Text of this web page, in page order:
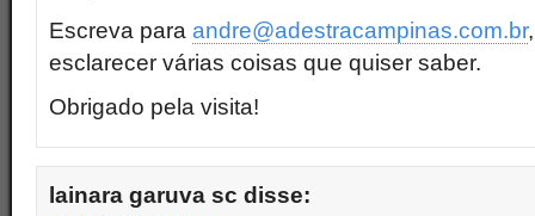
Escreva para andre@adestracampinas.com.br
esclarecer várias coisas que quiser saber.
Obrigado pela visita!
lainara garuva sc disse: